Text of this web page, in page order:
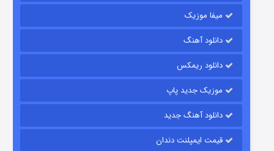
قسمت۱۵ (دوبله) منتشر شد
میفا موزیک
دانلود آهنگ
دانلود ریمکس
موزیک جدید پاپ
دانلود آهنگ جدید
قیمت ایمپلنت دندان